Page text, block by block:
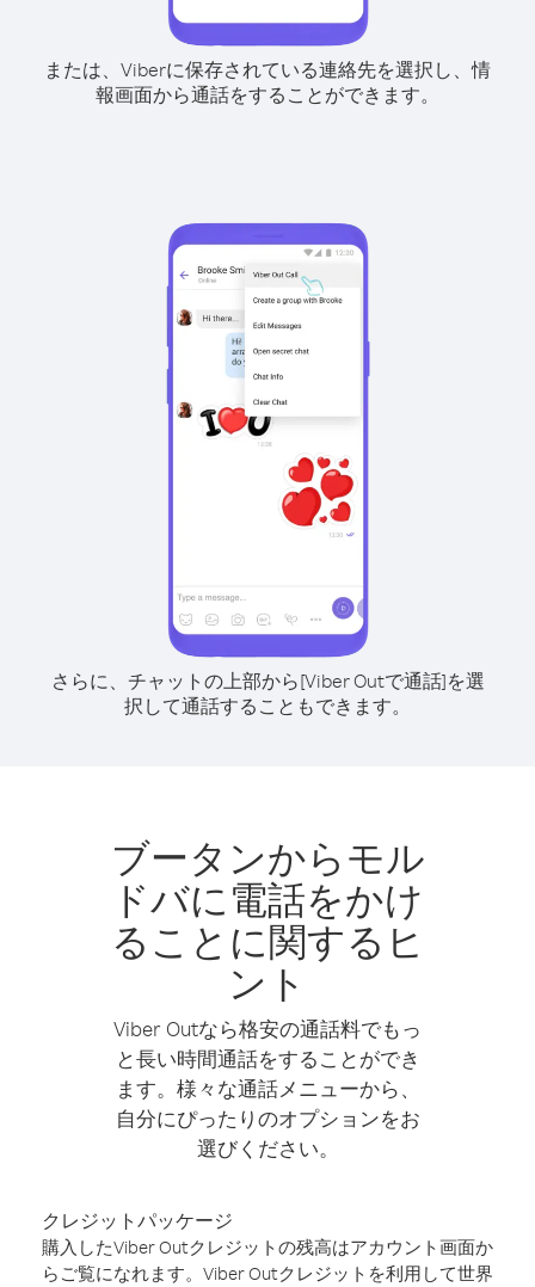
または、Viberに保存されている連絡先を選択し、情
報画面から通話をすることができます。
さらに、チャットの上部から[Viber Outで通話]を選
択して通話することもできます。
ブータンからモル
ドバに電話をかけ
ることに関するヒ
ント
Viber Outなら格安の通話料でもっ
と長い時間通話をすることができ
ます。様々な通話メニューから、
自分にぴったりのオプションをお
選びください。
クレジットパッケージ
購入したViber Outクレジットの残高はアカウント画面か
らご覧になれます。Viber Outクレジットを利用して世界